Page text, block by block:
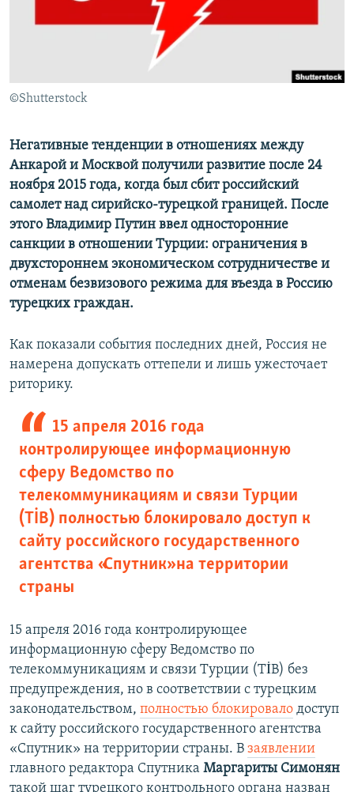
УКРАИНСКАЯ ПРОБЛЕМА КРЫМА
©Shutterstock
Негативные тенденции в отношениях между
Анкарой и Москвой получили развитие после 24
ноября 2015 года, когда был сбит российский
самолет над сирийско-турецкой границей. После
этого Владимир Путин ввел односторонние
санкции в отношении Турции: ограничения в
двухстороннем экономическом сотрудничестве и
отменам безвизового режима для въезда в Россию
турецких граждан.
Как показали события последних дней, Россия не
намерена допускать оттепели и лишь ужесточает
риторику.
15 апреля 2016 года
контролирующее информационную
сферу Ведомство по
телекоммуникациям и связи Турции
(TİB) полностью блокировало доступ к
сайту российского государственного
агентства «Спутник» на территории
страны
15 апреля 2016 года контролирующее
информационную сферу Ведомство по
телекоммуникациям и связи Турции (TİB) без
предупреждения, но в соответствии с турецким
законодательством, полностью блокировало доступ
к сайту российского государственного агентства
«Спутник» на территории страны. В заявлении
главного редактора Спутника Маргариты Симонян
такой шаг турецкого контрольного органа назван